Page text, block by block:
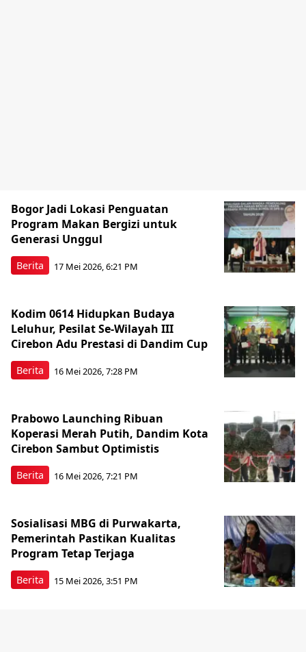
Berita
Bogor Jadi Lokasi Penguatan
Program Makan Bergizi untuk
Generasi Unggul
17 Mei 2026, 6:21 PM
Berita
Kodim 0614 Hidupkan Budaya
Leluhur, Pesilat Se-Wilayah III
Cirebon Adu Prestasi di Dandim Cup
16 Mei 2026, 7:28 PM
Berita
Prabowo Launching Ribuan
Koperasi Merah Putih, Dandim Kota
Cirebon Sambut Optimistis
16 Mei 2026, 7:21 PM
Berita
Sosialisasi MBG di Purwakarta,
Pemerintah Pastikan Kualitas
Program Tetap Terjaga
15 Mei 2026, 3:51 PM